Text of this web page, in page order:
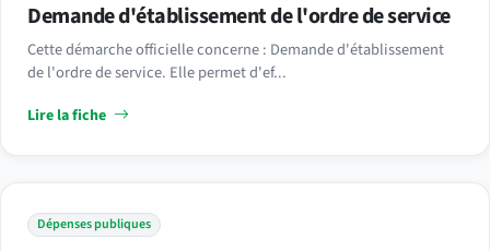
Demande d'établissement de l'ordre de service
Cette démarche officielle concerne : Demande d'établissement
de l'ordre de service. Elle permet d'ef...
Lire la fiche
Dépenses publiques